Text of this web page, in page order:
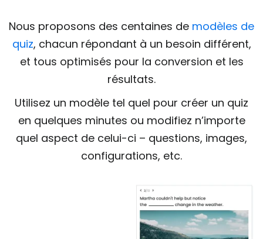
Nous proposons des centaines de modèles de
quiz, chacun répondant à un besoin différent,
et tous optimisés pour la conversion et les
résultats.
Utilisez un modèle tel quel pour créer un quiz
en quelques minutes ou modifiez n’importe
quel aspect de celui-ci – questions, images,
configurations, etc.